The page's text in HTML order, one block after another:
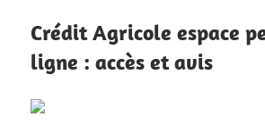
Crédit Agricole espace
ligne : accès et avis